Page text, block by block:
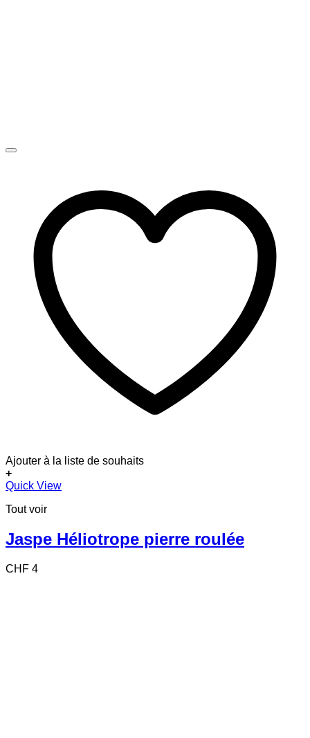
Ajouter à la liste de souhaits
+
Quick View
Tout voir
Jaspe Héliotrope pierre roulée
CHF 4